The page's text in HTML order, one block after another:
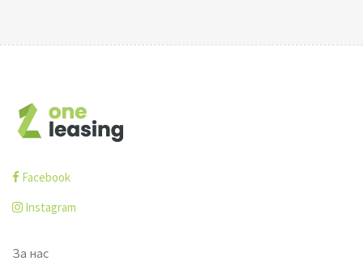
Facebook
Instagram
За нас